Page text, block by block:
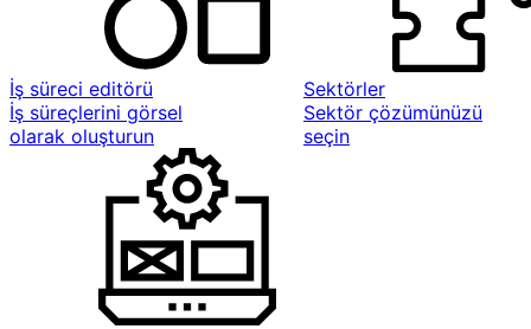
İş süreci editörü
İş süreçlerini görsel
olarak oluşturun
Sektörler
Sektör çözümünüzü
seçin